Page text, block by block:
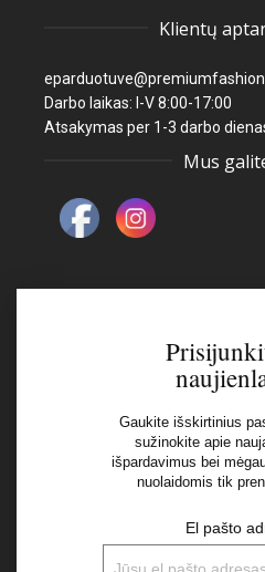
Klientų
Darbo laikas: I-V 8:00-17:00
Atsakymas per 1-3 darbo
Mus
Aš perskaičiau ir sutinku su
Gaukite išskirtinius
sužinokite apie
išpardavimus bei
nuolaidomis tik
El pašto